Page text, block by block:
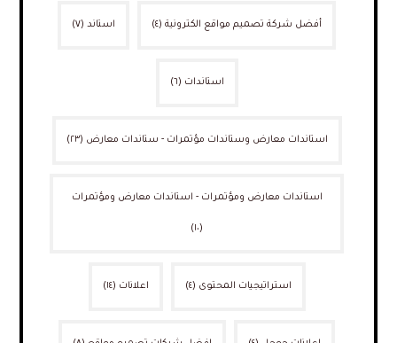
أفضل شركة تصميم مواقع الكترونية (٤) استاند (٧)
استاندات (٦)
استاندات معارض وستاندات مؤتمرات - ستاندات معارض (٢٣)
استاندات معارض ومؤتمرات - استاندات معارض ومؤتمرات
(١٠)
استراتيجيات المحتوى (٤) اعلانات (١٤)